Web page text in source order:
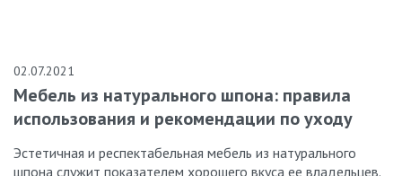
02.07.2021
Мебель из натурального шпона: правила
использования и рекомендации по уходу
Эстетичная и респектабельная мебель из натурального
шпона служит показателем хорошего вкуса ее владельцев.